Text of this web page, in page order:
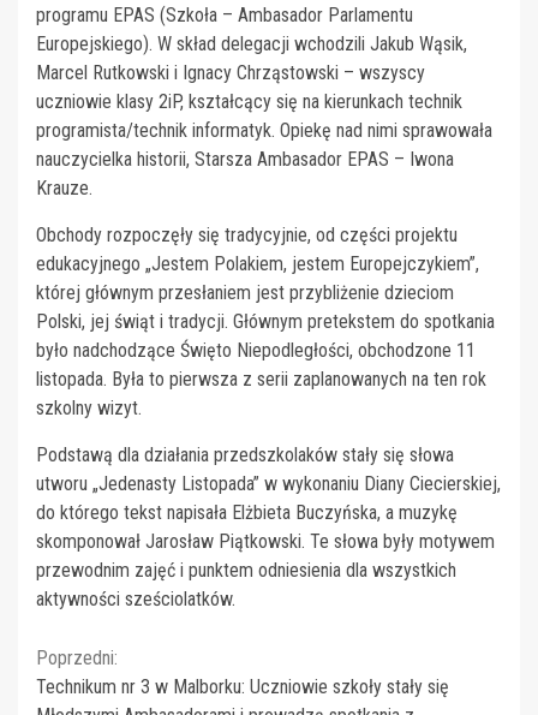
programu EPAS (Szkoła – Ambasador Parlamentu
Europejskiego). W skład delegacji wchodzili Jakub Wąsik,
Marcel Rutkowski i Ignacy Chrząstowski – wszyscy
uczniowie klasy 2iP, kształcący się na kierunkach technik
programista/technik informatyk. Opiekę nad nimi sprawowała
nauczycielka historii, Starsza Ambasador EPAS – Iwona
Krauze.
Obchody rozpoczęły się tradycyjnie, od części projektu
edukacyjnego „Jestem Polakiem, jestem Europejczykiem”,
której głównym przesłaniem jest przybliżenie dzieciom
Polski, jej świąt i tradycji. Głównym pretekstem do spotkania
było nadchodzące Święto Niepodległości, obchodzone 11
listopada. Była to pierwsza z serii zaplanowanych na ten rok
szkolny wizyt.
Podstawą dla działania przedszkolaków stały się słowa
utworu „Jedenasty Listopada” w wykonaniu Diany Ciecierskiej,
do którego tekst napisała Elżbieta Buczyńska, a muzykę
skomponował Jarosław Piątkowski. Te słowa były motywem
przewodnim zajęć i punktem odniesienia dla wszystkich
aktywności sześciolatków.
Continue
Poprzedni:
Technikum nr 3 w Malborku: Uczniowie szkoły stały się